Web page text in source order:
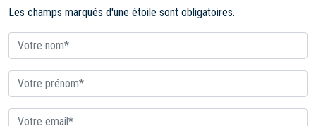
Les champs marqués d'une étoile sont obligatoires.